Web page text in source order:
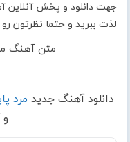
جهت دانلود و پخش آنلاین
لذت ببرید و حتما نظرتون
متن آهنگ
دانلود آهنگ جدید مرد